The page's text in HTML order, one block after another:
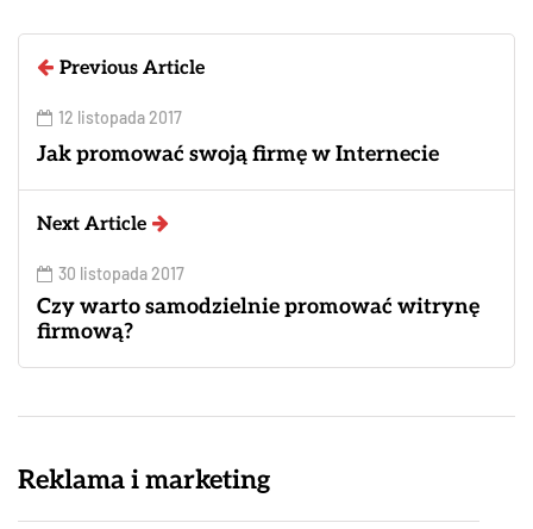
Previous Article
12 listopada 2017
Jak promować swoją firmę w Internecie
Next Article
30 listopada 2017
Czy warto samodzielnie promować witrynę
firmową?
Reklama i marketing